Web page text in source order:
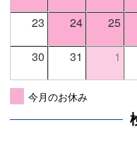
23 24 25
30 31 1
今月のお休み